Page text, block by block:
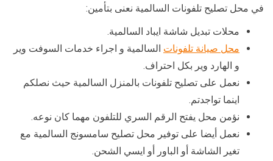
في محل تصليح تلفونات السالمية نعنى بتأمين:
محلات تبديل شاشة ايباد السالمية.
محل صيانة تلفونات السالمية و اجراء خدمات السوفت وير
و الهارد وير بكل احتراف.
نعمل على تصليح تلفونات بالمنزل السالمية حيث نصلكم
اينما تواجدتم.
نؤمن محل يفتح الرقم السري للتلفون مهما كان نوعه.
نعمل أيضا على توفير محل تصليح سامسونج السالمية مع
تغير الشاشة أو الباور أو ايسي الشحن.